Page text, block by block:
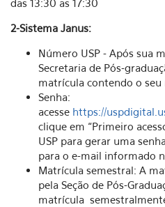
das 13:30 as 17:30
2-Sistema Janus:
Número USP - Após sua
Secretaria de Pós-
matrícula contendo o seu
Senha:
acesse https://
clique em “Primeiro
USP para gerar uma
para o e-mail informado
Matrícula semestral: A
pela Seção de Pós-
matrícula